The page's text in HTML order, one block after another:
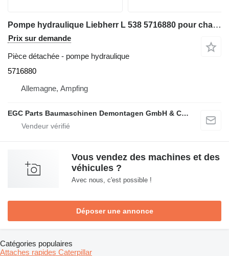
Pompe hydraulique Liebherr L 538 5716880 pour chargeuse sur pneus Liebherr L 538
Prix sur demande
Pièce détachée - pompe hydraulique
5716880
Allemagne, Ampfing
EGC Parts Baumaschinen Demontagen GmbH & Co. KG
Vous vendez des machines et des
véhicules ?
Avec nous, c'est possible !
Déposer une annonce
Catégories populaires
Attaches rapides Caterpillar